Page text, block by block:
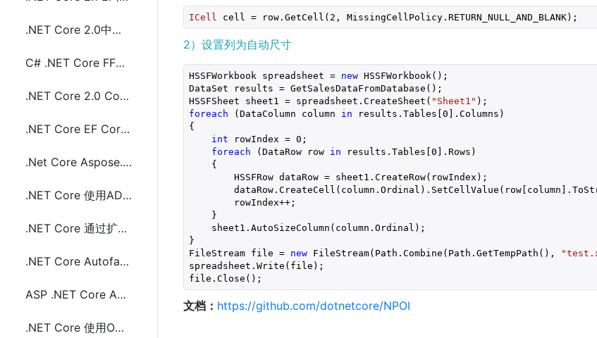
.NET Core 2.0中使用gmail发送电子邮件
C# .NET Core FFmpeg 视频转成图片代码分享
.NET Core 2.0 Console(控制台)项目 Microsoft.Extensions.Logging NLog配置使用
.NET Core EF Core(Entity Framework Core)去掉重复数据(distinct)
.Net Core Aspose.Cells创建和读取Excel(.xls,.xlsx)数据
.NET Core 使用ADO.NET连接操作MySQL数据库
.NET Core 通过扩展方法实现密码字符串加密(Sha256和Sha512)
.NET Core Autofac 4.0的配置和使用示例代码
ASP .NET Core Autofac 4.0使用ContainerBuilder(Populate)配置和示例代码
.NET Core 使用ODP.NET Core连接操作Oracle数据库
ICell cell = row.GetCell( 2 , MissingCellPolicy.RETURN_NULL_AND_BLANK);
2）设置列为自动尺寸
HSSFWorkbook spreadsheet = new HSSFWorkbook();
DataSet results = GetSalesDataFromDatabase();
HSSFSheet sheet1 = spreadsheet.CreateSheet( "Sheet1"
foreach (DataColumn column in results.Tables[0 ].Columns)
{
int rowIndex = 0 ;
foreach (DataRow row in results.Tables[0 ].Rows)
    {
        HSSFRow dataRow = sheet1.CreateRow(rowIndex);
        rowIndex++;
    }
    sheet1.AutoSizeColumn(column.Ordinal);
}
FileStream file = new FileStream(Path.Combine(Path.GetTempPath(),
spreadsheet.Write(file);
file.Close();
文档： https://github.com/dotnetcore/NPOI